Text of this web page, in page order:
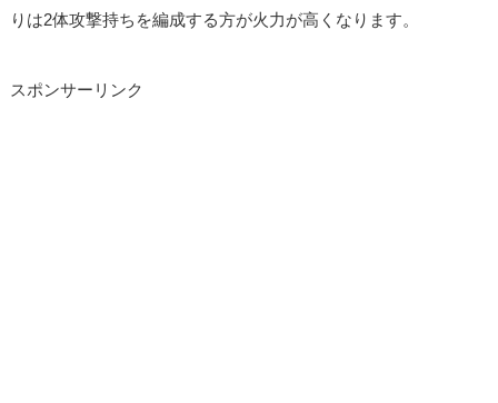
りは2体攻撃持ちを編成する方が火力が高くなります。
スポンサーリンク